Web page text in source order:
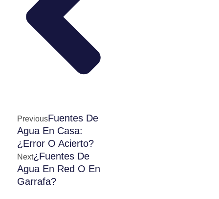
PreviousFuentes De
Agua En Casa:
¿Error O Acierto?
Next¿Fuentes De
Agua En Red O En
Garrafa?